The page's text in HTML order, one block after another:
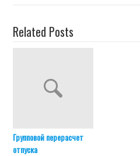
Related Posts
Групповой перерасчет
отпуска